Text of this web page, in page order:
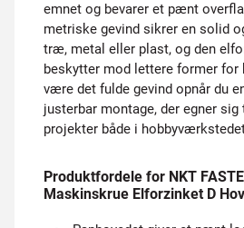
emnet og bevarer et pænt
metriske gevind sikrer en solid
træ, metal eller plast, og den
beskytter mod lettere former for
være det fulde gevind opnår du
justerbar montage, der egner
projekter både i
Produktfordele for NKT
Maskinskrue Elforzinket D